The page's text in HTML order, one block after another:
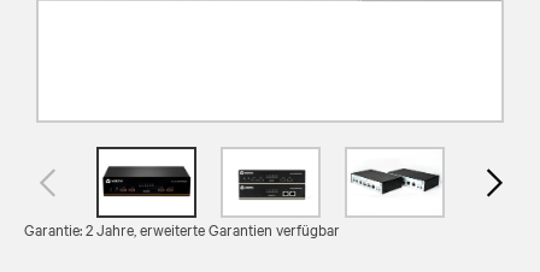
Garantie: 2 Jahre, erweiterte Garantien verfügbar